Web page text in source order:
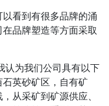
看到有很多品牌的涌
品牌塑造等方面采取
认为我们公司具有以下
英砂矿区，自有矿
从采矿到矿源供应、